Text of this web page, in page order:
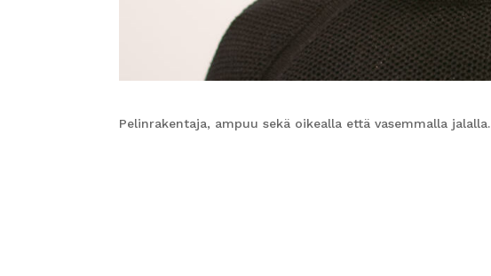
Pelinrakentaja, ampuu sekä oikealla että vasemmalla jalalla.